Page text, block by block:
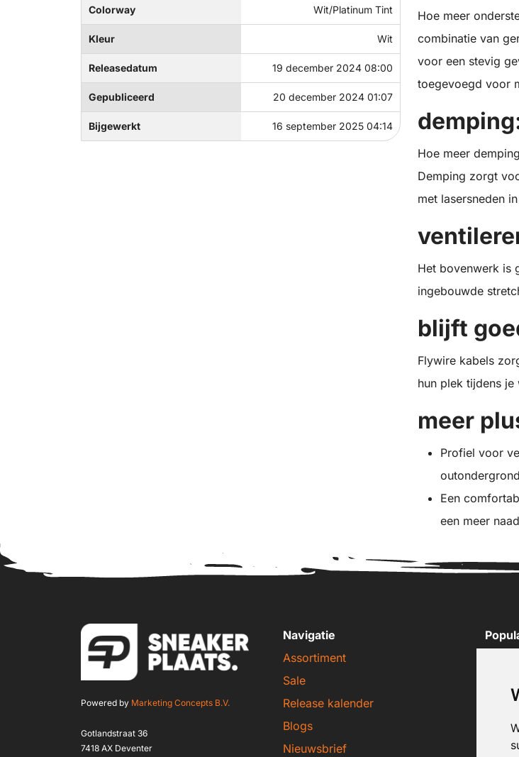
Colorway Wit/Platinum Tint
Kleur Wit
Releasedatum 19 december 2024 08:00
Gepubliceerd 20 december 2024 01:07
Bijgewerkt 16 september 2025 04:14
Hoe meer
combinatie van
voor een stevig
toegevoegd voor
Hoe meer
Demping zorgt
met lasersneden
Het bovenwerk is
ingebouwde
blijft
Flywire kabels
hun plek tijdens je
meer
Profiel voor
Een
een meer
Powered by Marketing Concepts B.V.
Gotlandstraat 36
7418 AX Deventer
Navigatie
Assortiment
Sale
Release kalender
Blogs
Nieuwsbrief
New